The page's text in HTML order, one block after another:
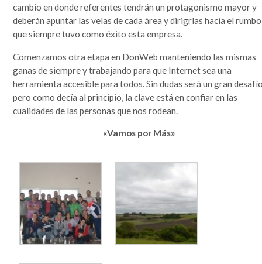
cambio en donde referentes tendrán un protagonismo mayor y
deberán apuntar las velas de cada área y dirigrlas hacia el rumbo
que siempre tuvo como éxito esta empresa.
Comenzamos otra etapa en DonWeb manteniendo las mismas
ganas de siempre y trabajando para que Internet sea una
herramienta accesible para todos. Sin dudas será un gran
pero como decía al principio, la clave está en confiar en las
cualidades de las personas que nos rodean.
«Vamos por Más»